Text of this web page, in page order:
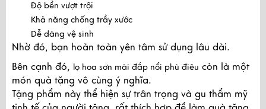
Độ bền vượt trội
Khả năng chống trầy xước
Dễ dàng vệ sinh
Nhờ đó, bạn hoàn toàn yên tâm sử dụng lâu dài.
Bên cạnh đó, lọ hoa sơn mài đắp nổi phù điêu còn là một
món quà tặng vô cùng ý nghĩa.
Tặng phẩm này thể hiện sự trân trọng và gu thẩm mỹ